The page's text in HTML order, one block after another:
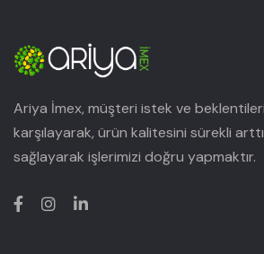
Ariya İmex, müşteri istek ve
karşılayarak, ürün kalitesini sürekli
sağlayarak işlerimizi doğru yapmaktır.